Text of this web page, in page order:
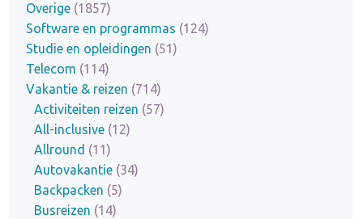
Overige (1857)
Software en programmas (124)
Studie en opleidingen (51)
Telecom (114)
Vakantie & reizen (714)
Activiteiten reizen (57)
All-inclusive (12)
Allround (11)
Autovakantie (34)
Backpacken (5)
Busreizen (14)